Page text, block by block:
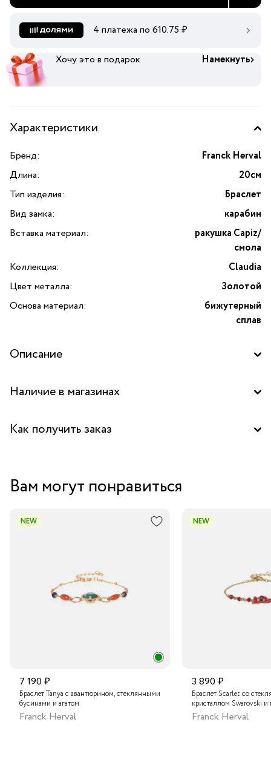
4 платежа по 610.75 ₽
Хочу это в подарок Намекнуть
Характеристики
Бренд:
Franck Herval
Длина:
20см
Тип изделия:
Браслет
Вид замка:
карабин
Вставка материал:
ракушка Capiz/
смола
Коллекция:
Claudia
Цвет металла:
Золотой
Основа материал:
бижутерный
сплав
Описание
Дополнен вставками из ракушки Capiz в ювелирной смоле
Изящный аксессуар в нежных оттенках.
Наличие в магазинах
Аутлет "La Nature" в ТЦ "Елоховский пассаж", Москва
Как получить заказ
Курьером за 1-2 дня
В пункт выдачи заказов Boxberry
Подробнее о сроках доставки
Вам могут понравиться
NEW
7 190 ₽
Браслет Tanya с авантюрином, стеклянными
бусинами и агатом
Franck Herval
NEW
3 890 ₽
Браслет Scarlet со
кристаллом Swarovski
Franck Herval